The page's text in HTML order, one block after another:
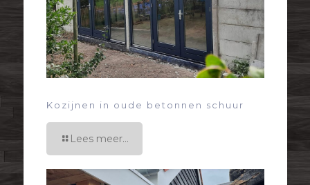
Kozijnen in oude betonnen schuur
Lees meer...